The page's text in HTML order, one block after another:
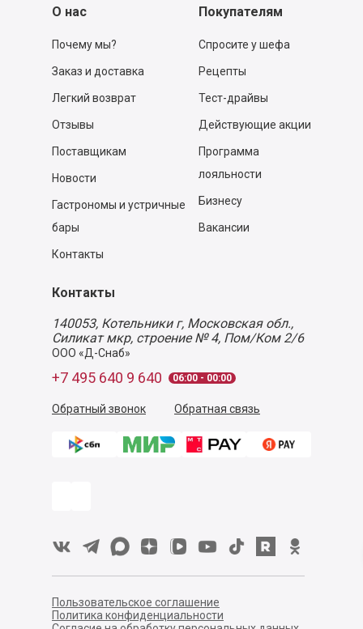
О нас
Почему мы?
Заказ и доставка
Легкий возврат
Отзывы
Поставщикам
Новости
Гастрономы и устричные
бары
Контакты
Покупателям
Спросите у шефа
Рецепты
Тест-драйвы
Действующие акции
Программа
лояльности
Бизнесу
Вакансии
Контакты
140053, Котельники г, Московская обл.,
Силикат мкр, строение № 4, Пом/Ком 2/6
ООО «Д-Снаб»
+7 495 640 9 640 06:00 - 00:00
Обратный звонок Обратная связь
Пользовательское соглашение
Политика конфиденциальности